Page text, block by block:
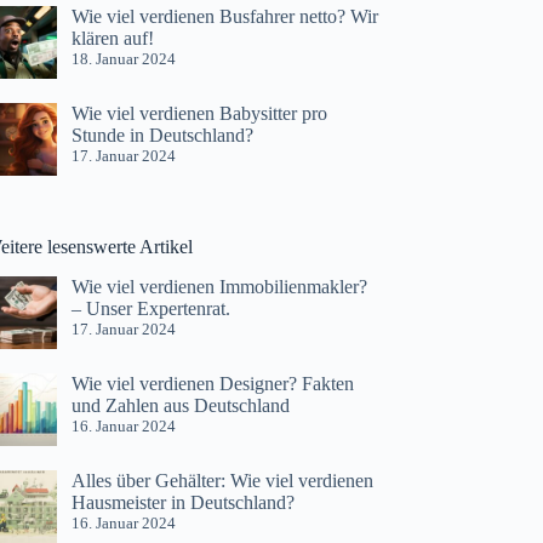
Wie viel verdienen Busfahrer netto? Wir
klären auf!
18. Januar 2024
Wie viel verdienen Babysitter pro
Stunde in Deutschland?
17. Januar 2024
lesenswerte Artikel
Wie viel verdienen Immobilienmakler?
– Unser Expertenrat.
17. Januar 2024
Wie viel verdienen Designer? Fakten
und Zahlen aus Deutschland
16. Januar 2024
Alles über Gehälter: Wie viel verdienen
Hausmeister in Deutschland?
16. Januar 2024